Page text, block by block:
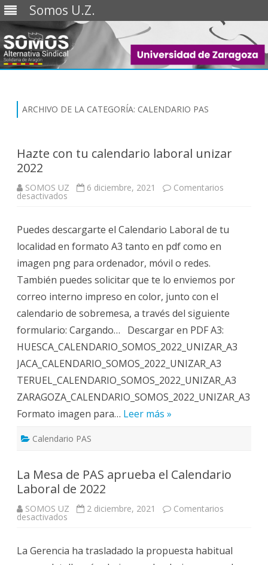
Somos U.Z.
Saltar
ARCHIVO DE LA CATEGORÍA: CALENDARIO PAS
Hazte con tu calendario laboral unizar
2022
SOMOS UZ 6 diciembre, 2021 Comentarios
desactivados
calendario
laboral
unizar
2022
Puedes descargarte el Calendario Laboral de tu
localidad en formato A3 tanto en pdf como en
imagen png para ordenador, móvil o redes.
También puedes solicitar que te lo enviemos por
correo interno impreso en color, junto con el
calendario de sobremesa, a través del siguiente
formulario: Cargando… Descargar en PDF A3:
HUESCA_CALENDARIO_SOMOS_2022_UNIZAR_A3
JACA_CALENDARIO_SOMOS_2022_UNIZAR_A3
TERUEL_CALENDARIO_SOMOS_2022_UNIZAR_A3
ZARAGOZA_CALENDARIO_SOMOS_2022_UNIZAR_A3
Formato imagen para… Leer más »
Calendario PAS
La Mesa de PAS aprueba el Calendario
Laboral de 2022
SOMOS UZ 2 diciembre, 2021 Comentarios
desactivados
PAS
aprueba
La Gerencia ha trasladado la propuesta habitual